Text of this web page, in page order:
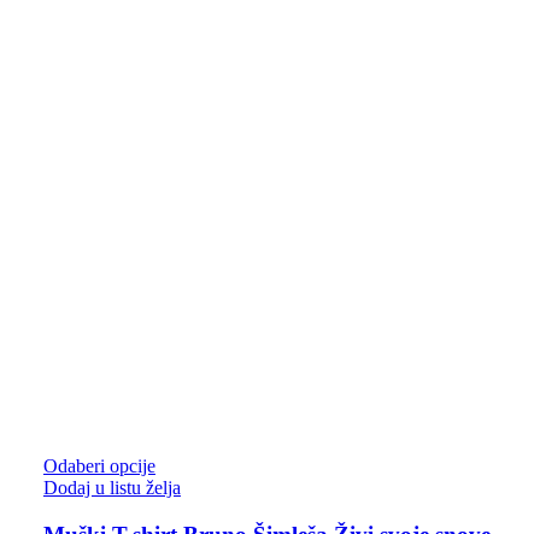
Odaberi opcije
Dodaj u listu želja